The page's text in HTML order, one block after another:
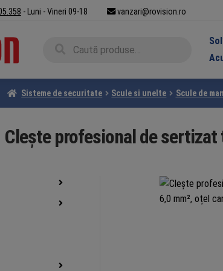
- Luni - Vineri 09-18 vanzari@rovision.ro
Sisteme de securitate Scule si unelte Scule de
Clește profesional de sertizat